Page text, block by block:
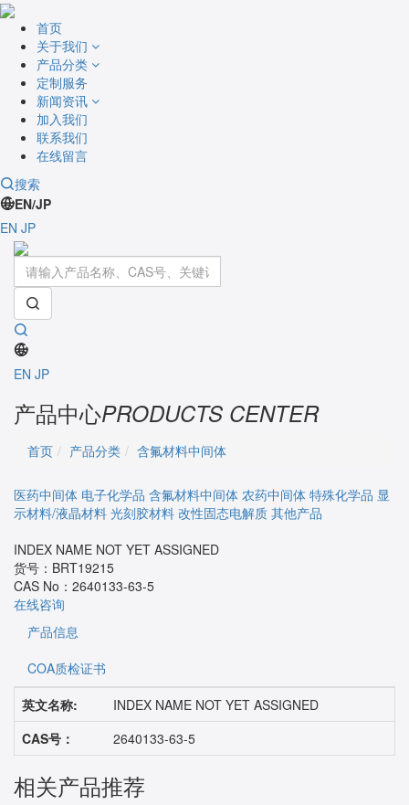
首页
关于我们
产品分类
定制服务
新闻资讯
加入我们
联系我们
在线留言
搜索
EN/JP
EN JP
EN JP
产品中心PRODUCTS CENTER
首页 产品分类 含氟材料中间体
医药中间体 电子化学品 含氟材料中间体 农药中间体 特殊化学品 显
示材料/液晶材料 光刻胶材料 改性固态电解质 其他产品
INDEX NAME NOT YET ASSIGNED
货号： BRT19215
CAS No： 2640133-63-5
在线咨询
产品信息
COA质检证书
英文名称:
INDEX NAME NOT YET ASSIGNED
CAS号：
2640133-63-5
相关产品推荐